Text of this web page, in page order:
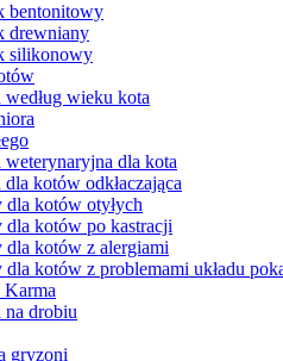
bentonitowy
drewniany
silikonowy
według wieku kota
weterynaryjna dla kota
kotów odkłaczająca
dla kotów otyłych
dla kotów po kastracji
dla kotów z alergiami
dla kotów z problemami układu
na drobiu
gryzoni